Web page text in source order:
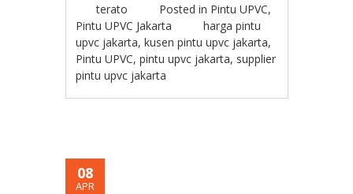
terato Posted in Pintu UPVC,
Pintu UPVC Jakarta
harga pintu
upvc jakarta,kusen pintu upvc jakarta,
Pintu UPVC,pintu upvc jakarta, supplier
pintu upvc jakarta
08
APR